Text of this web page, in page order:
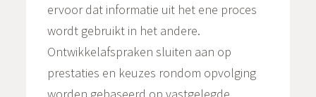
ervoor dat informatie uit het ene proces
wordt gebruikt in het andere.
Ontwikkelafspraken sluiten aan op
prestaties en keuzes rondom opvolging
worden gebaseerd op vastgelegde